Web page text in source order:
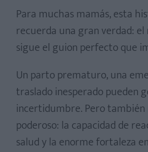
Para muchas mamás, esta
recuerda una gran verdad:
sigue el guion perfecto que
Un parto prematuro, una
traslado inesperado pueden
incertidumbre. Pero
poderoso: la capacidad de
salud y la enorme fortaleza